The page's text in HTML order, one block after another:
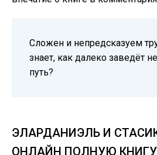
Сложен и непредсказуем
знает, как далеко заведёт
путь?
ЭЛАРДАНИЭЛЬ И
ОНЛАЙН ПОЛНУЮ КНИГУ